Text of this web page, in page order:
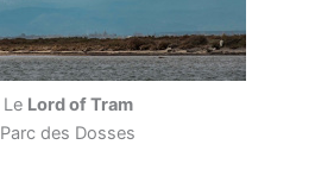
Le Lord of Tram
Parc des Dosses